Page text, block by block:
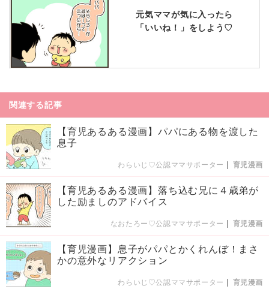
元気ママが気に入ったら
「いいね！」をしよう♡
関連する記事
【育児あるある漫画】パパにある物を渡した
息子
わらいじ♡公認ママサポーター | 育児漫画
【育児あるある漫画】落ち込む兄に４歳弟が
した励ましのアドバイス
なおたろー♡公認ママサポーター | 育児漫画
【育児漫画】息子がパパとかくれんぼ！まさ
かの意外なリアクション
わらいじ♡公認ママサポーター | 育児漫画